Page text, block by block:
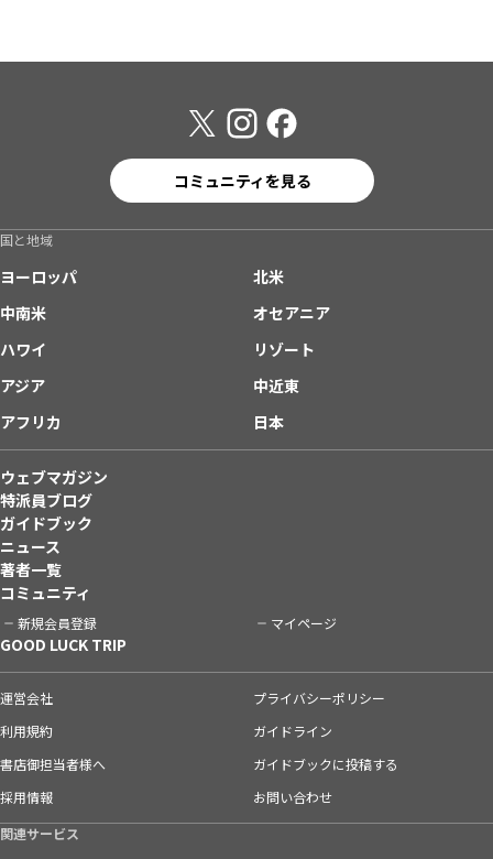
コミュニティを見る
国と地域
ヨーロッパ
北米
中南米
オセアニア
ハワイ
リゾート
アジア
中近東
アフリカ
日本
ウェブマガジン
特派員ブログ
ガイドブック
ニュース
著者一覧
コミュニティ
新規会員登録 マイページ
GOOD LUCK TRIP
運営会社
プライバシーポリシー
利用規約
ガイドライン
書店御担当者様へ
ガイドブックに投稿する
採用情報
お問い合わせ
関連サービス